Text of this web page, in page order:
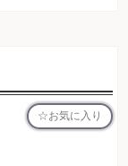
お気に入り